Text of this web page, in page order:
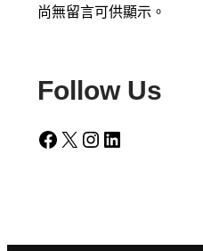
尚無留言可供顯示。
Follow Us
Facebook X Instagram LinkedIn